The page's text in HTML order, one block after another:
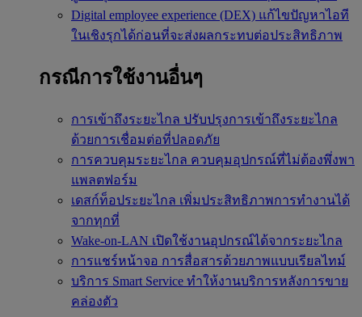
Digital employee experience (DEX) แก้ไขปัญหาไอที
ในเชิงรุกได้ก่อนที่จะส่งผลกระทบต่อประสิทธิภาพ
กรณีการใช้งานอื่นๆ
การเข้าถึงระยะไกล ปรับปรุงการเข้าถึงระยะไกล
ด้วยการเชื่อมต่อที่ปลอดภัย
การควบคุมระยะไกล ควบคุมอุปกรณ์ที่ไม่ต้องพึ่งพา
แพลตฟอร์ม
เดสก์ท็อประยะไกล เพิ่มประสิทธิภาพการทำงานได้
จากทุกที่
Wake-on-LAN เปิดใช้งานอุปกรณ์ได้จากระยะไกล
การแชร์หน้าจอ การสื่อสารด้วยภาพแบบเรียลไทม์
บริการ Smart Service ทำให้งานบริการหลังการขาย
คล่องตัว